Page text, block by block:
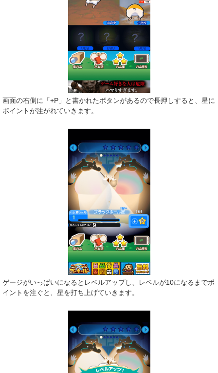
画面の右側に「+P」と書かれたボタンがあるので長押しすると、星に
ポイントが注がれていきます。
ゲージがいっぱいになるとレベルアップし、レベルが10になるまでポ
イントを注ぐと、星を打ち上げていきます。